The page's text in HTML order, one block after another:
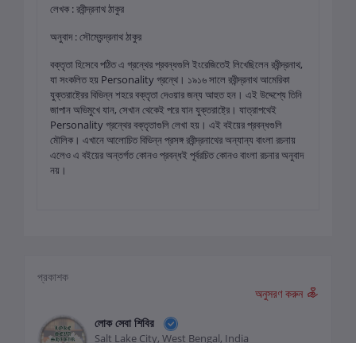
লেখক : রবীন্দ্রনাথ ঠাকুর
অনুবাদ : সৌম্যেন্দ্রনাথ ঠাকুর
বক্তৃতা হিসেবে পঠিত এ গ্রন্থের প্রবন্ধগুলি ইংরেজিতেই লিখেছিলেন রবীন্দ্রনাথ,
যা সংকলিত হয় Personality গ্রন্থে। ১৯১৬ সালে রবীন্দ্রনাথ আমেরিকা
যুক্তরাষ্ট্রের বিভিন্ন শহরে বক্তৃতা দেওয়ার জন্য আহুত হন। এই উদ্দেশ্যে তিনি
জাপান অভিমুখে যান, সেখান থেকেই পরে যান যুক্তরাষ্ট্রে। যাত্রাপথেই
Personality গ্রন্থের বক্তৃতাগুলি লেখা হয়। এই বইয়ের প্রবন্ধগুলি
মৌলিক। এখানে আলোচিত বিভিন্ন প্রসঙ্গ রবীন্দ্রনাথের অন্যান্য বাংলা রচনায়
এলেও এ বইয়ের অন্তর্গত কোনও প্রবন্ধই পূর্বরচিত কোনও বাংলা রচনার অনুবাদ
নয়।
প্রকাশক
অনুসরণ করুন
লোক সেবা শিবির
Salt Lake City, West Bengal, India